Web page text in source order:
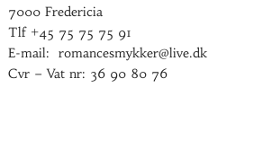
7000 Fredericia
Tlf +45 75 75 75 91
E-mail:romancesmykker@live.dk
Cvr – Vat nr: 36 90 80 76